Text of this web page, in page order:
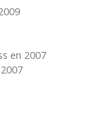
en 2007